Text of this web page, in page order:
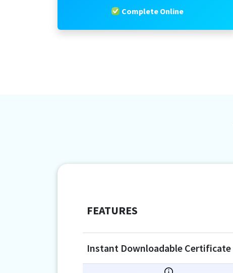
Complete Online
FEATURES
Instant Downloadable Certificate